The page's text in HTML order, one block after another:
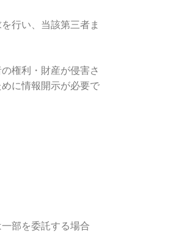
行い、当該第三者ま
権利・財産が侵害さ
に情報開示が必要で
部を委託する場合